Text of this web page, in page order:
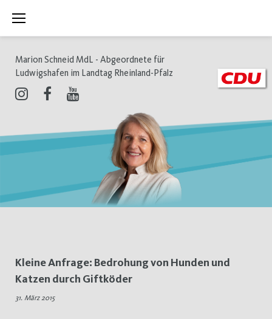
Inhalt
Marion Schneid MdL - Abgeordnete für
Ludwigshafen im Landtag Rheinland-Pfalz
Tag:
31.
Kleine Anfrage: Bedrohung von Hunden und
Katzen durch Giftköder
31. März 2015